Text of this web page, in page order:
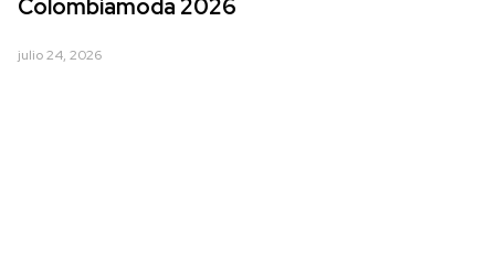
Colombiamoda 2026
julio 24, 2026